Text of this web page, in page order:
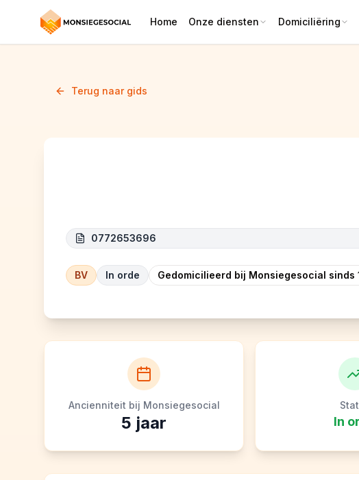
Home Onze diensten Domiciliëring
Terug naar gids
0772653696
BV In orde Gedomicilieerd bij Monsiegesocial sinds
Ancienniteit bij Monsiegesocial
5 jaar In